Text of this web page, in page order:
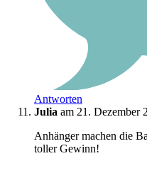
Antworten
Julia am 21. Dezember
Anhänger machen die
toller Gewinn!